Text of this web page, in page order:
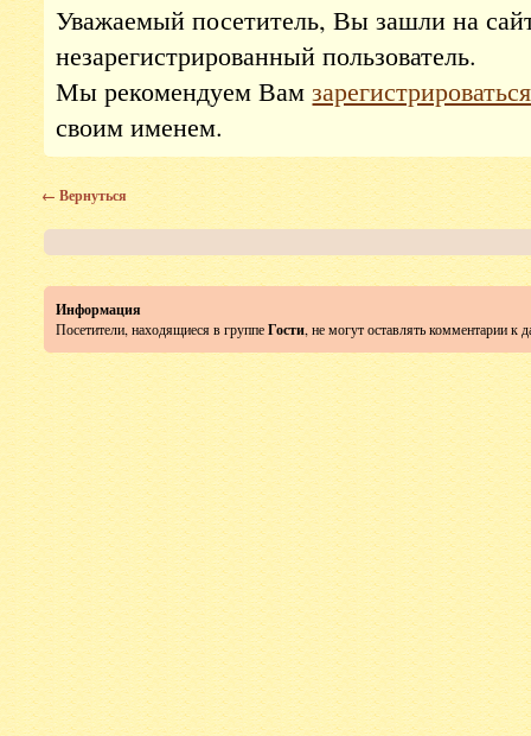
Уважаемый посетитель, Вы зашли на
незарегистрированный пользователь.
Мы рекомендуем Вамзарегистрироваться
своим именем.
← Вернуться
Информация
Посетители, находящиеся в группеГости, не могут оставлять комментарии к